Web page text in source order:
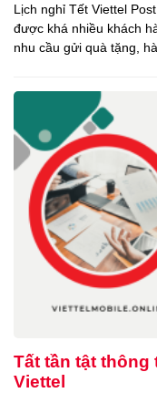
Lịch nghỉ Tết Viettel
được khá nhiều khách
nhu cầu gửi quà tặng,
Tất tần tật
Viettel